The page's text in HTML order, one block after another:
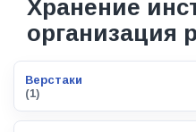
Хранение
организация
Верстаки
(1)